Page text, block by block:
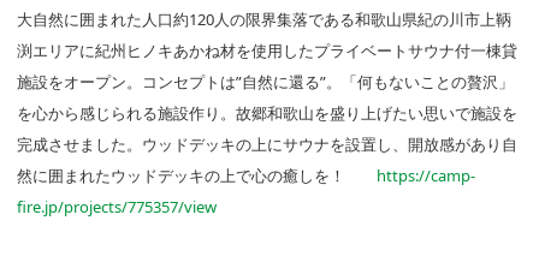
大自然に囲まれた人口約120人の限界集落である和歌山県紀の川市上鞆
渕エリアに紀州ヒノキあかね材を使用したプライベートサウナ付一棟貸
施設をオープン。コンセプトは”自然に還る”。「何もないことの贅沢」
を心から感じられる施設作り。故郷和歌山を盛り上げたい思いで施設を
完成させました。ウッドデッキの上にサウナを設置し、開放感があり自
然に囲まれたウッドデッキの上で心の癒しを！ https://camp-
fire.jp/projects/775357/view